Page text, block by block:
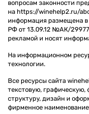
вопросам законности
на https://winehelp2.ru/
информация размещена
РФ от 13.09.12 №АК/
рекламой и носят
На информационном
технологии.
Все ресурсы сайта
текстовую,
структуру, дизайн и
фирменное